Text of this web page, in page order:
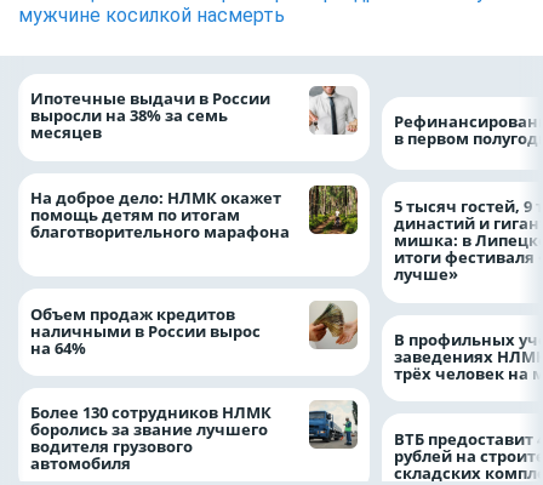
мужчине косилкой насмерть
Ипотечные выдачи в России
выросли на 38% за семь
месяцев
На доброе дело: НЛМК окажет
помощь детям по итогам
благотворительного марафона
Объем продаж кредитов
наличными в России вырос
на 64%
Более 130 сотрудников НЛМК
боролись за звание лучшего
водителя грузового
автомобиля
в первом
5 тысяч гостей, 9
династий и
мишка: в
итоги фестиваля
лучше»
В профильных
заведениях
трёх человек на
ВТБ предоставит
рублей на
складских